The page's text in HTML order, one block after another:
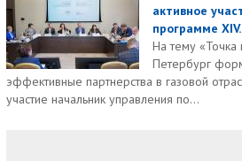
активное
программе
На тему «Точка
Петербург
эффективные партнерства в газовой
участие начальник управления по...